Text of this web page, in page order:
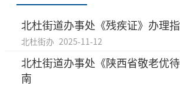
北杜街道办事处《残疾证》办理
北杜街办 2025-11-12
北杜街道办事处《陕西省敬老优
南